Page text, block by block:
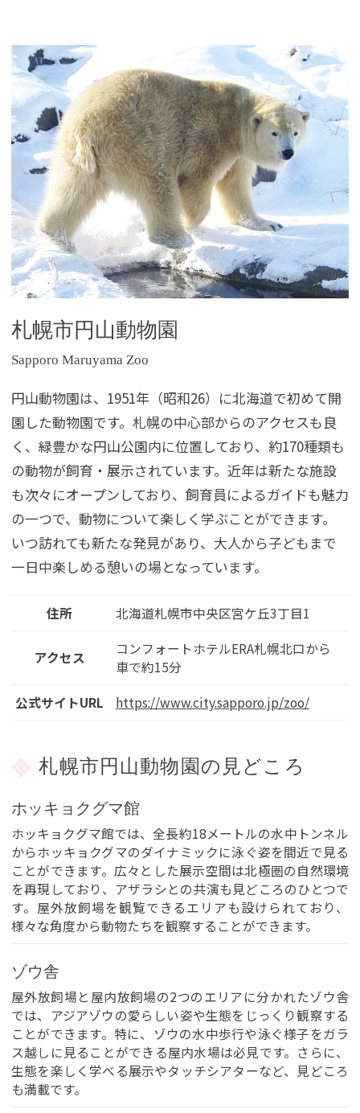
札幌市円山動物園
Sapporo Maruyama Zoo
円山動物園は、1951年（昭和26）に北海道で初めて開
園した動物園です。札幌の中心部からのアクセスも良
く、緑豊かな円山公園内に位置しており、約170種類も
の動物が飼育・展示されています。近年は新たな施設
も次々にオープンしており、飼育員によるガイドも魅力
の一つで、動物について楽しく学ぶことができます。
いつ訪れても新たな発見があり、大人から子どもまで
一日中楽しめる憩いの場となっています。
住所 北海道札幌市中央区宮ケ丘3丁目1
アクセス
コンフォートホテルERA札幌北口から
車で約15分
公式サイトURL
https://www.city.sapporo.jp/zoo/
札幌市円山動物園の見どころ
ホッキョクグマ館
ホッキョクグマ館では、全長約18メートルの水中トンネル
からホッキョクグマのダイナミックに泳ぐ姿を間近で見る
ことができます。広々とした展示空間は北極圏の自然環境
を再現しており、アザラシとの共演も見どころのひとつで
す。屋外放飼場を観覧できるエリアも設けられており、
様々な角度から動物たちを観察することができます。
ゾウ舎
屋外放飼場と屋内放飼場の2つのエリアに分かれたゾウ舎
では、アジアゾウの愛らしい姿や生態をじっくり観察する
ことができます。特に、ゾウの水中歩行や泳ぐ様子をガラ
ス越しに見ることができる屋内水場は必見です。さらに、
生態を楽しく学べる展示やタッチシアターなど、見どころ
も満載です。